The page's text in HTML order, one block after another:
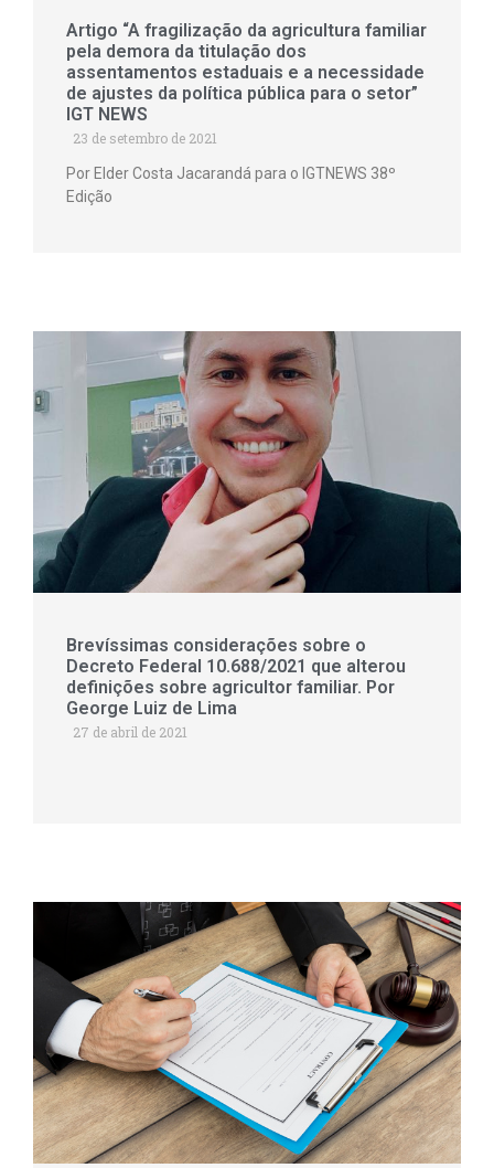
Artigo “A fragilização da agricultura familiar
pela demora da titulação dos
assentamentos estaduais e a necessidade
de ajustes da política pública para o setor”
IGT NEWS
23 de setembro de 2021
Por Elder Costa Jacarandá para o IGTNEWS 38º
Edição
Brevíssimas considerações sobre o
Decreto Federal 10.688/2021 que alterou
definições sobre agricultor familiar. Por
George Luiz de Lima
27 de abril de 2021